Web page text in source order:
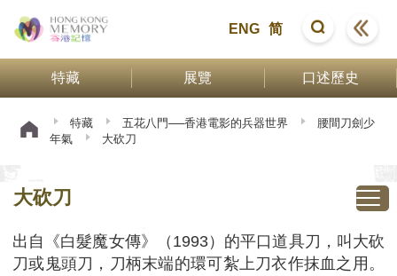
ENG 简
特藏 展覽 口述歷史
特藏 五花八門──香港電影的兵器世界
腰間刀劍少
年氣
大砍刀
大砍刀
出自《白髮魔女傳》（1993）的平口道具刀，叫大砍
刀或鬼頭刀，刀柄末端的環可紮上刀衣作抹血之用。